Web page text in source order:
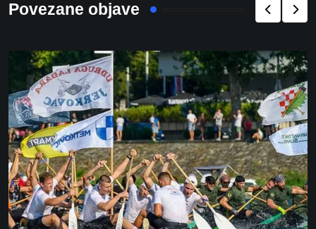
Povezane objave